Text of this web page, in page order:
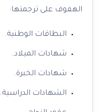
الهفوف على ترجمتها:
البطاقات الوطنية.
شهادات الميلاد.
شهادات الخبرة.
الشهادات الدراسية.